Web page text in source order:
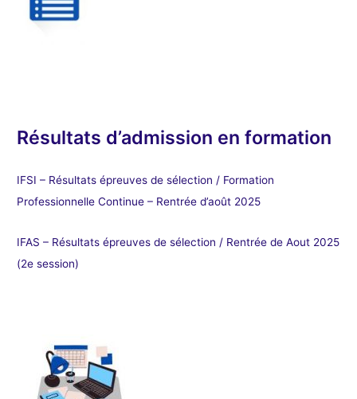
Résultats d’admission en formation
IFSI – Résultats épreuves de sélection / Formation
Professionnelle Continue – Rentrée d’août 2025
IFAS – Résultats épreuves de sélection / Rentrée de Aout 2025
(2e session)